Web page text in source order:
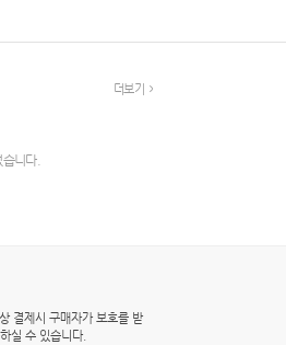
더보기
니다.
결제시 구매자가 보호를 받
실 수 있습니다.